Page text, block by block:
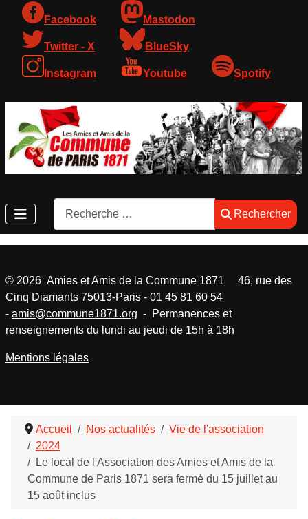
Facebook Mastodon
Twitter - X BlueSky
Instagram Youtube Spotify
Rechercher
Rechercher
Accueil Nos actualités
Vie de l'association
2024
Le local de l'Association des Amies et Amis de la
Commune de Paris 1871 sera fermé du 15 juillet au
15 août inclus
© 2026 Amies et Amis de la Commune 1871 46, rue des
Cinq Diamants 75013-Paris - 01 45 81 60 54
- amis@commune1871.org - Permanences et
renseignements du lundi au jeudi de 15h à 18h
Mentions légales